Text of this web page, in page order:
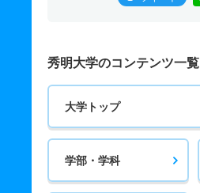
秀明大学のコンテンツ一覧
大学トップ
学部・学科